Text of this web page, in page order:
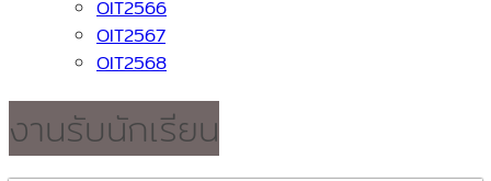
OIT2566
OIT2567
OIT2568
งานรับนักเรียน